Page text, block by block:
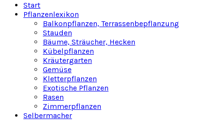
Start
Pflanzenlexikon
Balkonpflanzen, Terrassenbepflanzung
Stauden
Bäume, Sträucher, Hecken
Kübelpflanzen
Kräutergarten
Gemüse
Kletterpflanzen
Exotische Pflanzen
Rasen
Zimmerpflanzen
Selbermacher